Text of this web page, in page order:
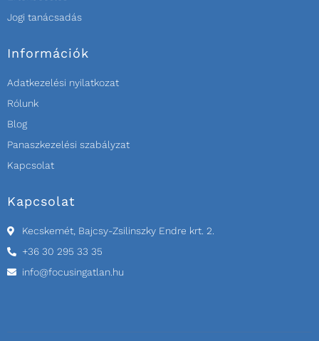
Jogi tanácsadás
Információk
Adatkezelési nyilatkozat
Rólunk
Blog
Panaszkezelési szabályzat
Kapcsolat
Kapcsolat
Kecskemét, Bajcsy-Zsilinszky Endre krt. 2.
+36 30 295 33 35
info@focusingatlan.hu